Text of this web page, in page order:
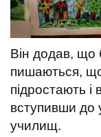
Він додав, що
пишаються,
підростають і
вступивши до
училищ.